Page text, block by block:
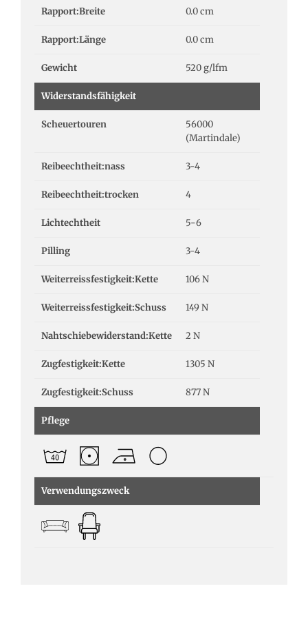
Rapport:Breite 0.0 cm
Rapport:Länge 0.0 cm
Gewicht 520 g/lfm
Widerstandsfähigkeit
Scheuertouren
56000
(Martindale)
Reibeechtheit:nass 3-4
Reibeechtheit:trocken 4
Lichtechtheit 5-6
Pilling 3-4
Weiterreissfestigkeit:Kette 106 N
Weiterreissfestigkeit:Schuss 149 N
Nahtschiebewiderstand:Kette 2 N
Zugfestigkeit:Kette 1305 N
Zugfestigkeit:Schuss 877 N
Pflege
Verwendungszweck